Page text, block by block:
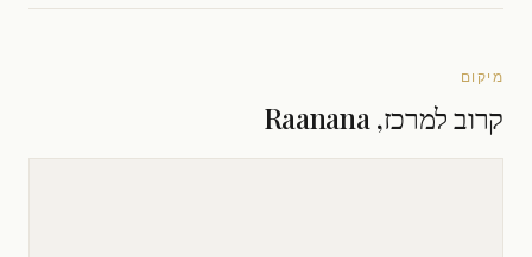
מיקום
קרוב למרכז, Raanana